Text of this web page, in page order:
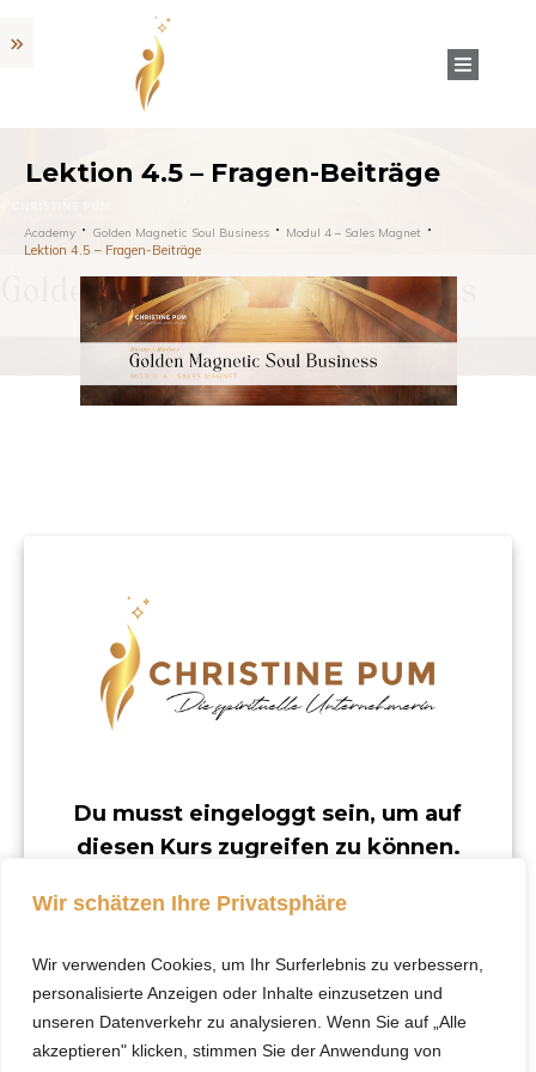
Wir schätzen Ihre Privatsphäre
Wir verwenden Cookies, um Ihr Surferlebnis zu verbessern,
personalisierte Anzeigen oder Inhalte einzusetzen und
unseren Datenverkehr zu analysieren. Wenn Sie auf „Alle
akzeptieren" klicken, stimmen Sie der Anwendung von
Lektion 4.5 – Fragen-Beiträge
Academy Golden Magnetic Soul Business Modul 4 – Sales Magnet
Lektion 4.5 – Fragen-Beiträge
Du musst eingeloggt sein, um auf
diesen Kurs zugreifen zu können.
verfügbar.
Klicke hier, um dich
einzuloggen.